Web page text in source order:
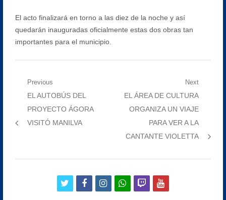
El acto finalizará en torno a las diez de la noche y así
quedarán inauguradas oficialmente estas dos obras tan
importantes para el municipio.
Navegación
entradas
Previous
Previous
post:
EL AUTOBÚS DEL
PROYECTO ÁGORA
VISITÓ MANILVA
Next
Next
post:
EL ÁREA DE CULTURA
ORGANIZA UN VIAJE
PARA VER A LA
CANTANTE VIOLETTA
twitterfacebookinstagramwhatsapp
twitchyoutube